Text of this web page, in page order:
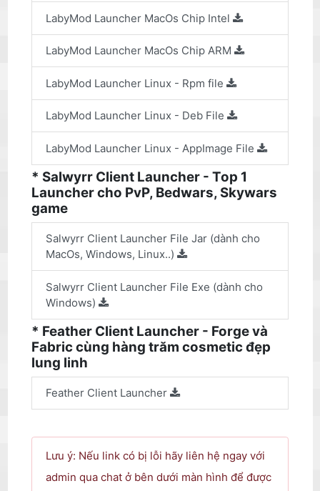
LabyMod Launcher MacOs Chip Intel
LabyMod Launcher MacOs Chip ARM
LabyMod Launcher Linux - Rpm file
LabyMod Launcher Linux - Deb File
LabyMod Launcher Linux - AppImage File
* Salwyrr Client Launcher - Top 1
Launcher cho PvP, Bedwars, Skywars
game
Salwyrr Client Launcher File Jar (dành cho
MacOs, Windows, Linux..)
Salwyrr Client Launcher File Exe (dành cho
Windows)
* Feather Client Launcher - Forge và
Fabric cùng hàng trăm cosmetic đẹp
lung linh
Feather Client Launcher
Lưu ý: Nếu link có bị lỗi hãy liên hệ ngay với
admin qua chat ở bên dưới màn hình để được